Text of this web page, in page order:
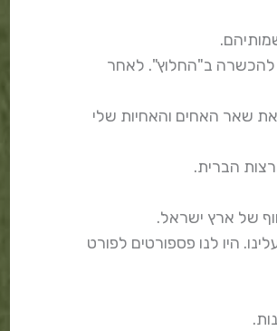
להכשרה ב"החלוץ". לאחר
ואת שאר האחים והאחיות שלי
הברית.
היו לנו פספורטים לפורט